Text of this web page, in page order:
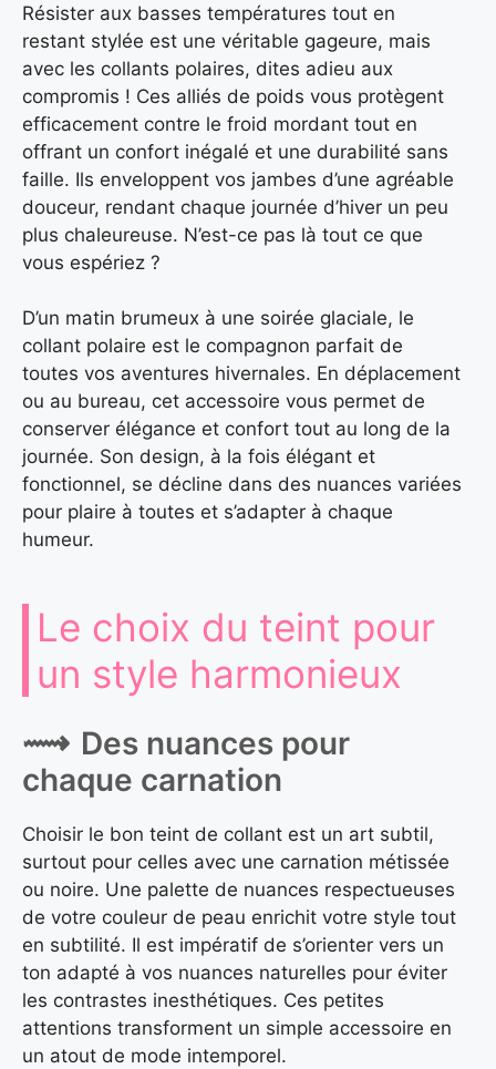
Résister aux basses températures tout en
restant stylée est une véritable gageure, mais
avec les collants polaires, dites adieu aux
compromis ! Ces alliés de poids vous protègent
efficacement contre le froid mordant tout en
offrant un confort inégalé et une durabilité sans
faille. Ils enveloppent vos jambes d’une agréable
douceur, rendant chaque journée d’hiver un peu
plus chaleureuse. N’est-ce pas là tout ce que
vous espériez ?
D’un matin brumeux à une soirée glaciale, le
collant polaire est le compagnon parfait de
toutes vos aventures hivernales. En déplacement
ou au bureau, cet accessoire vous permet de
conserver élégance et confort tout au long de la
journée. Son design, à la fois élégant et
fonctionnel, se décline dans des nuances variées
pour plaire à toutes et s’adapter à chaque
humeur.
Le choix du teint pour
un style harmonieux
Des nuances pour
chaque carnation
Choisir le bon teint de collant est un art subtil,
surtout pour celles avec une carnation métissée
ou noire. Une palette de nuances respectueuses
de votre couleur de peau enrichit votre style tout
en subtilité. Il est impératif de s’orienter vers un
ton adapté à vos nuances naturelles pour éviter
les contrastes inesthétiques. Ces petites
attentions transforment un simple accessoire en
un atout de mode intemporel.